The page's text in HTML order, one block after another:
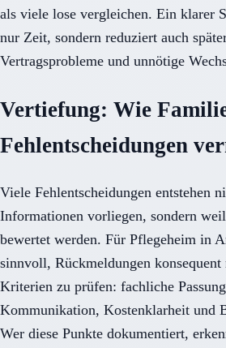
als viele lose vergleichen. Ein klarer
nur Zeit, sondern reduziert auch
Vertragsprobleme und unnötige
Vertiefung: Wie
Fehlentscheidungen
Viele Fehlentscheidungen entstehen
Informationen vorliegen, sondern
bewertet werden. Für Pflegeheim in
sinnvoll, Rückmeldungen konsequent
Kriterien zu prüfen: fachliche
Kommunikation, Kostenklarheit und
Wer diese Punkte dokumentiert,